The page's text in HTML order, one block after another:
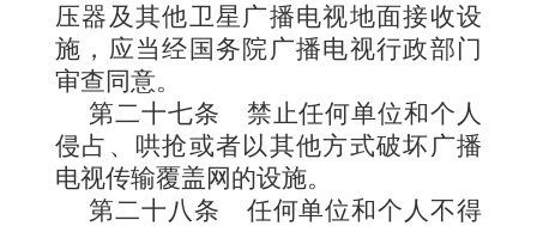
压器及其他卫星广播电视地面接收设
施，应当经国务院广播电视行政部门
审查同意。
第二十七条 禁止任何单位和个人
侵占、哄抢或者以其他方式破坏广播
电视传输覆盖网的设施。
第二十八条 任何单位和个人不得